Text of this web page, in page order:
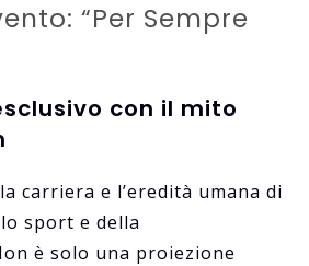
“Per Sempre
con il mito
carriera e l’eredità umana di
sport e della
è solo una proiezione